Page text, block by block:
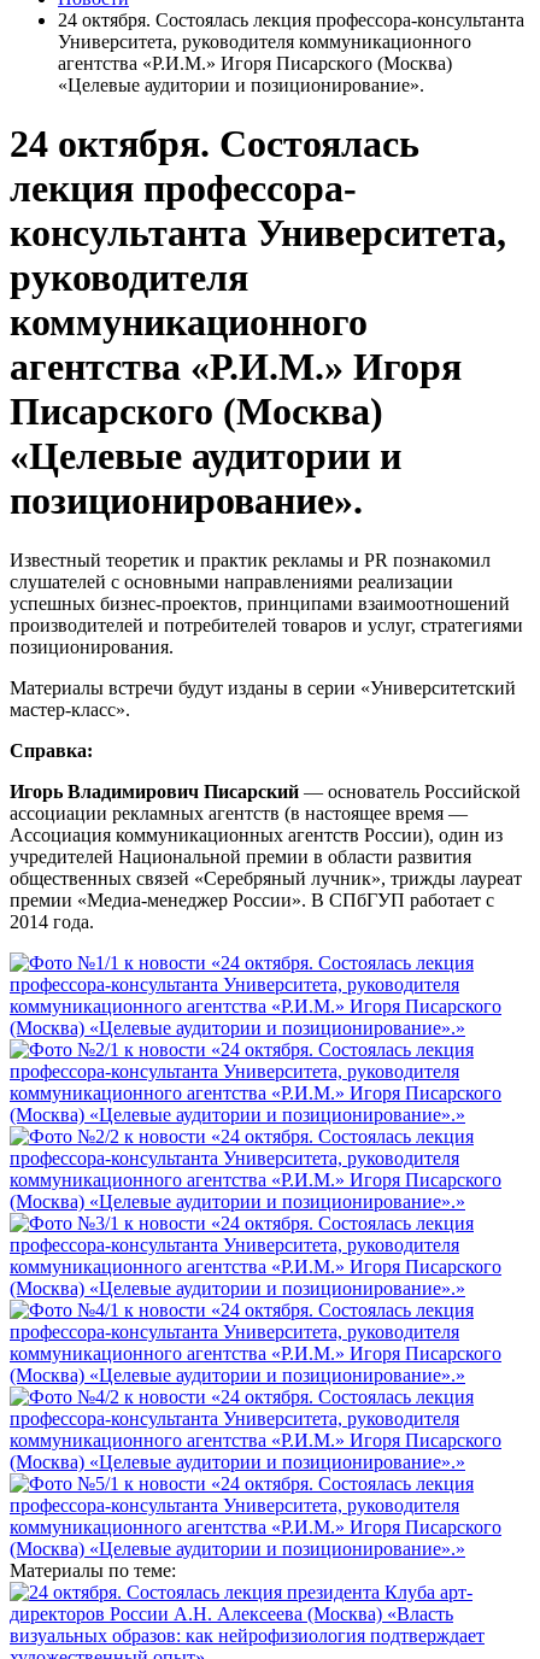
24 октября. Состоялась лекция профессора-консультанта
Университета, руководителя коммуникационного
агентства «Р.И.М.» Игоря Писарского (Москва)
«Целевые аудитории и позиционирование».
24 октября. Состоялась
лекция профессора-
консультанта Университета,
руководителя
коммуникационного
агентства «Р.И.М.» Игоря
Писарского (Москва)
«Целевые аудитории и
позиционирование».
Известный теоретик и практик рекламы и PR познакомил
слушателей с основными направлениями реализации
успешных бизнес-проектов, принципами взаимоотношений
производителей и потребителей товаров и услуг, стратегиями
позиционирования.
Материалы встречи будут изданы в серии «Университетский
мастер-класс».
Справка:
Игорь Владимирович Писарский — основатель Российской
ассоциации рекламных агентств (в настоящее время —
Ассоциация коммуникационных агентств России), один из
учредителей Национальной премии в области развития
общественных связей «Серебряный лучник», трижды лауреат
премии «Медиа-менеджер России». В СПбГУП работает с
2014 года.
Материалы по теме: